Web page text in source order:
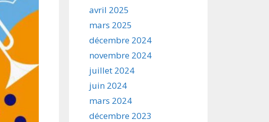
avril 2025
mars 2025
décembre 2024
novembre 2024
juillet 2024
juin 2024
mars 2024
décembre 2023